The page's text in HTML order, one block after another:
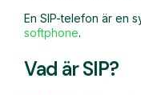
En SIP-telefon är en
softphone.
Vad är SIP?